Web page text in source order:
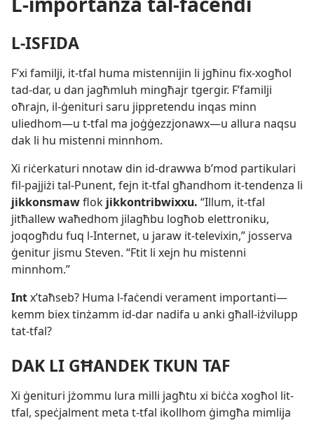
L-​ISFIDA
F’xi familji, it-​tfal huma mistennijin li jgħinu fix-​xogħol
tad-​dar, u dan jagħmluh mingħajr tgergir. F’familji
oħrajn, il-​ġenituri saru jippretendu inqas minn
uliedhom—u t-​tfal ma joġġezzjonawx—u allura naqsu
dak li hu mistenni minnhom.
Xi riċerkaturi nnotaw din id-​drawwa b’mod partikulari
fil-​pajjiżi tal-​Punent, fejn it-​tfal għandhom it-​tendenza li
jikkonsmawflok jikkontribwixxu. “Illum, it-​tfal
jitħallew waħedhom jilagħbu logħob elettroniku,
joqogħdu fuq l-​Internet, u jaraw it-​televixin,” josserva
ġenitur jismu Steven. “Ftit li xejn hu mistenni
minnhom.”
Intx’taħseb? Huma l-​faċendi verament importanti—
kemm biex tinżamm id-​dar nadifa u anki għall-​iżvilupp
tat-​tfal?
DAK LI GĦANDEK TKUN TAF
Xi ġenituri jżommu lura milli jagħtu xi biċċa xogħol lit-​
tfal, speċjalment meta t-​tfal ikollhom ġimgħa mimlija